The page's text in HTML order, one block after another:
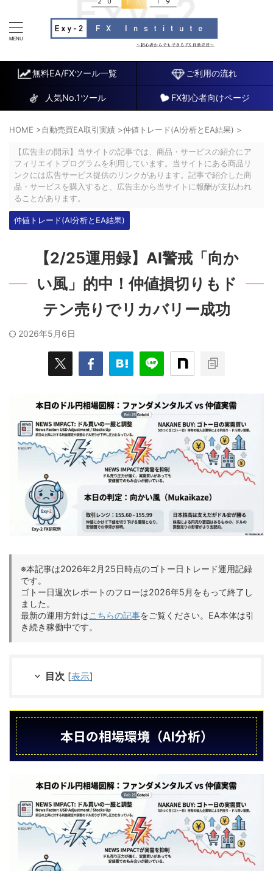
無料EA/FXツール一覧 ご利用の流れ
人気No.1ツール FX初心者向けページ
HOME >自動売買EA取引実績 >仲値トレード(AI分析とEA結果) >
【広告主の開示】当サイトの記事では、商品・サービスの紹介にア
フィリエイトプログラムを利用しています。当サイトにある商品リ
ンクには広告サービス提供のリンクがあります。記事で紹介した商
品・サービスを購入すると、広告主から当サイトに報酬が支払われ
ることがあります。
仲値トレード(AI分析とEA結果)
【2/25運用録】AI警戒「向か
い風」的中！仲値損切りもド
テン売りでリカバリー成功
2026年5月6日
※本記事は2026年2月25日時点のゴトー日トレード運用記録
です。
ゴトー日週次レポートのフローは2026年5月をもって終了し
ました。
最新の運用方針はこちらの記事をご覧ください。EA本体は引
き続き稼働中です。
目次 [表示]
本日の相場環境（AI分析）